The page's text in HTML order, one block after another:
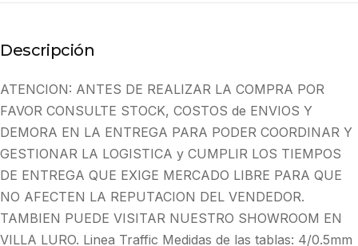
Descripción
ATENCION: ANTES DE REALIZAR LA COMPRA POR
FAVOR CONSULTE STOCK, COSTOS de ENVIOS Y
DEMORA EN LA ENTREGA PARA PODER COORDINAR Y
GESTIONAR LA LOGISTICA y CUMPLIR LOS TIEMPOS
DE ENTREGA QUE EXIGE MERCADO LIBRE PARA QUE
NO AFECTEN LA REPUTACION DEL VENDEDOR.
TAMBIEN PUEDE VISITAR NUESTRO SHOWROOM EN
VILLA LURO. Linea Traffic Medidas de las tablas: 4/0.5mm